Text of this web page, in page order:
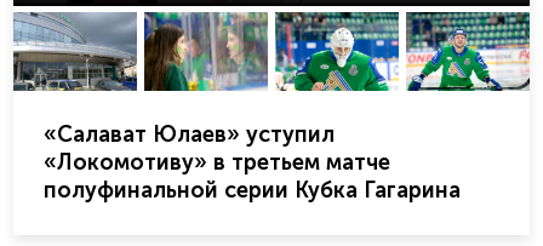
«Салават Юлаев» уступил
«Локомотиву» в третьем матче
полуфинальной серии Кубка Гагарина